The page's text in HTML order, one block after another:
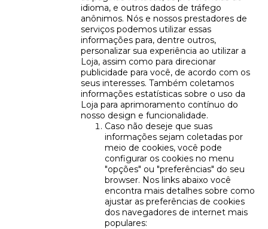
idioma, e outros dados de tráfego
anônimos. Nós e nossos prestadores de
serviços podemos utilizar essas
informações para, dentre outros,
personalizar sua experiência ao utilizar a
Loja, assim como para direcionar
publicidade para você, de acordo com os
seus interesses. Também coletamos
informações estatísticas sobre o uso da
Loja para aprimoramento contínuo do
nosso design e funcionalidade.
Caso não deseje que suas
informações sejam coletadas por
meio de cookies, você pode
configurar os cookies no menu
"opções" ou "preferências" do seu
browser. Nos links abaixo você
encontra mais detalhes sobre como
ajustar as preferências de cookies
dos navegadores de internet mais
populares: